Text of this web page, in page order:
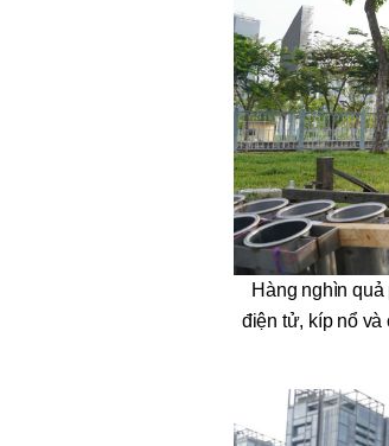
Hàng nghìn
điện tử, kíp nổ và